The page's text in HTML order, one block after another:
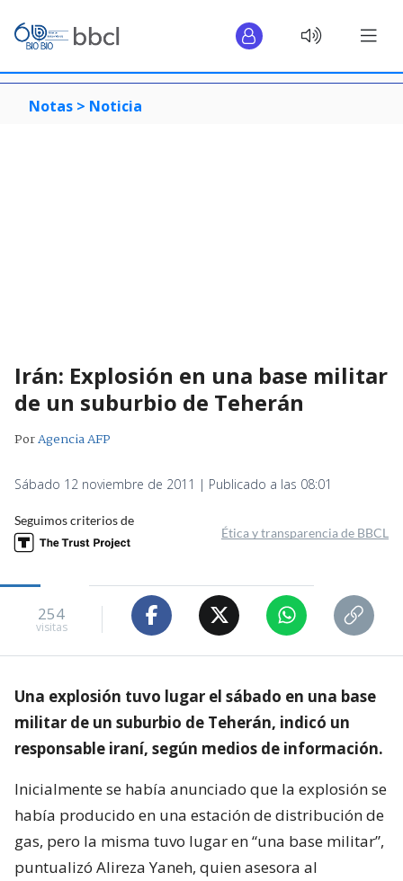
Notas > Noticia
Irán: Explosión en una base militar
de un suburbio de Teherán
PorAgencia AFP
Sábado 12 noviembre de 2011 | Publicado a las 08:01
Seguimos criterios de
Ética y transparencia de BBCL
254
visitas
Una explosión tuvo lugar el sábado en una base
militar de un suburbio de Teherán, indicó un
responsable iraní, según medios de información.
Inicialmente se había anunciado que la explosión se
había producido en una estación de distribución de
gas, pero la misma tuvo lugar en “una base militar”,
puntualizó Alireza Yaneh, quien asesora al